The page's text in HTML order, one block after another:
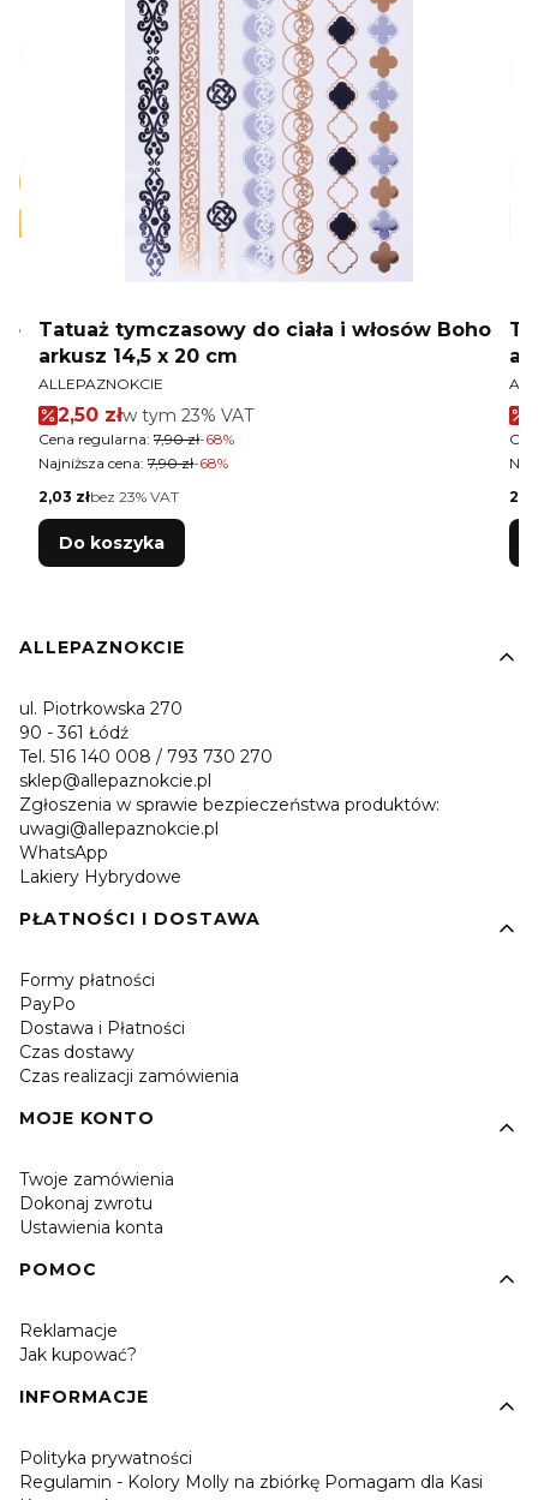
Tatuaż tymczasowy do ciała i włosów Boho
arkusz 14,5 x 20 cm
PRODUCENT
ALLEPAZNOKCIE
Cena promocyjna brutto
2,50 złw tym %s VAT
w tym 23% VAT
Cena regularna: 7,90 zł-68%
Najniższa cena: 7,90 zł-68%
Cena netto
2,03 złbez 23% VAT
Do koszyka
Linki w stopce
ALLEPAZNOKCIE
ul. Piotrkowska 270
90 - 361 Łódź
Tel. 516 140 008 / 793 730 270
sklep@allepaznokcie.pl
Zgłoszenia w sprawie bezpieczeństwa produktów:
uwagi@allepaznokcie.pl
WhatsApp
Lakiery Hybrydowe
PŁATNOŚCI I DOSTAWA
Formy płatności
PayPo
Dostawa i Płatności
Czas dostawy
Czas realizacji zamówienia
MOJE KONTO
Twoje zamówienia
Dokonaj zwrotu
Ustawienia konta
POMOC
Reklamacje
Jak kupować?
INFORMACJE
Polityka prywatności
Regulamin - Kolory Molly na zbiórkę Pomagam dla Kasi